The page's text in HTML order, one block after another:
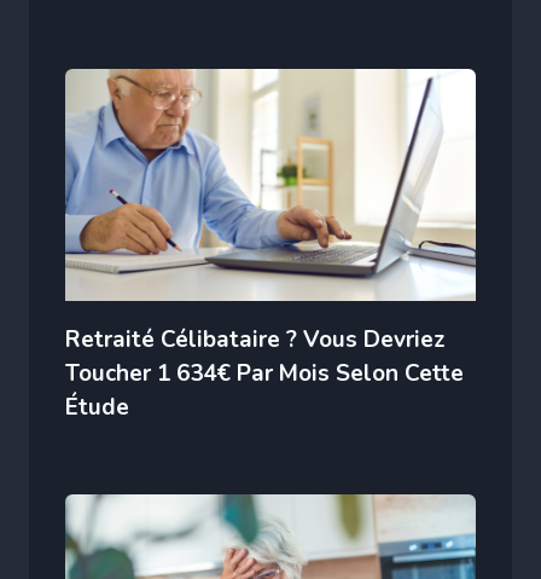
Retraité Célibataire ? Vous Devriez
Toucher 1 634€ Par Mois Selon Cette
Étude